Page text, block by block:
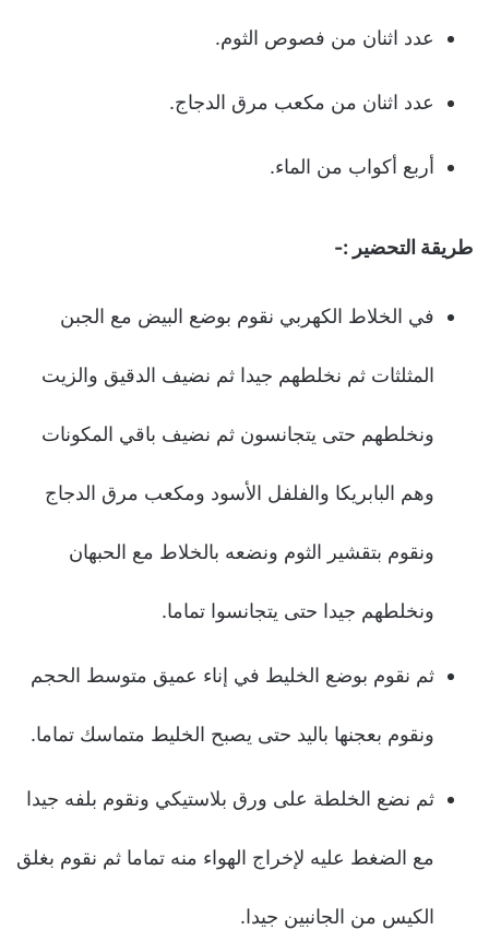
عدد اثنان من فصوص الثوم.
عدد اثنان من مكعب مرق الدجاج.
أربع أكواب من الماء.
طريقة التحضير :-
في الخلاط الكهربي نقوم بوضع البيض مع الجبن
المثلثات ثم نخلطهم جيدا ثم نضيف الدقيق والزيت
ونخلطهم حتى يتجانسون ثم نضيف باقي المكونات
وهم البابريكا والفلفل الأسود ومكعب مرق الدجاج
ونقوم بتقشير الثوم ونضعه بالخلاط مع الحبهان
ونخلطهم جيدا حتى يتجانسوا تماما.
ثم نقوم بوضع الخليط في إناء عميق متوسط الحجم
ونقوم بعجنها باليد حتى يصبح الخليط متماسك تماما.
ثم نضع الخلطة على ورق بلاستيكي ونقوم بلفه جيدا
مع الضغط عليه لإخراج الهواء منه تماما ثم نقوم بغلق
الكيس من الجانبين جيدا.